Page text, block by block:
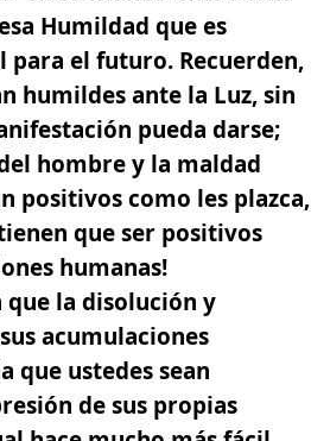
Humildad que es
el futuro. Recuerden,
humildes ante la Luz, sin
pueda darse;
hombre y la maldad
positivos como les plazca,
que ser positivos
humanas!
que la disolución y
acumulaciones
que ustedes sean
de sus propias